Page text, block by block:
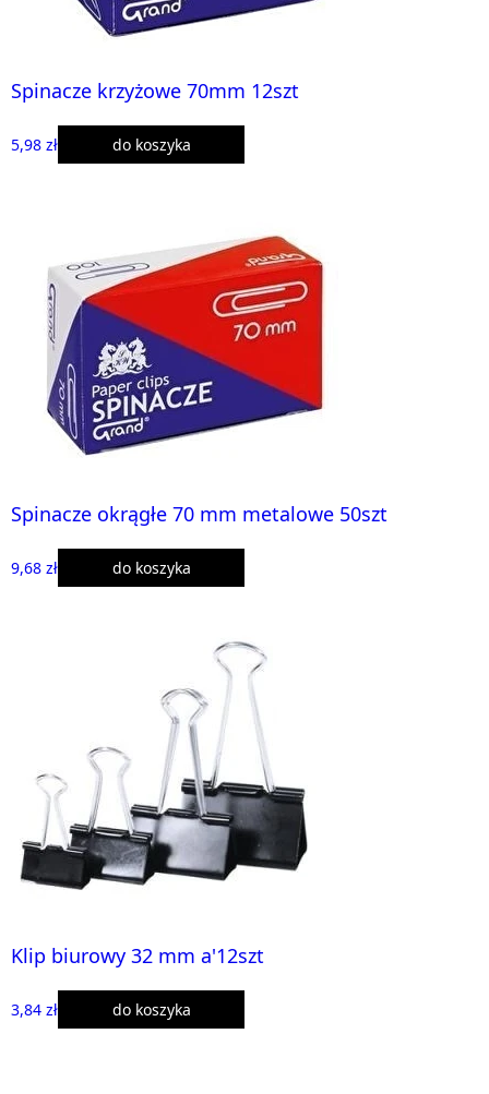
Spinacze krzyżowe 70mm 12szt
5,98 zł do koszyka
Spinacze okrągłe 70 mm metalowe 50szt
9,68 zł do koszyka
Klip biurowy 32 mm a'12szt
3,84 zł do koszyka